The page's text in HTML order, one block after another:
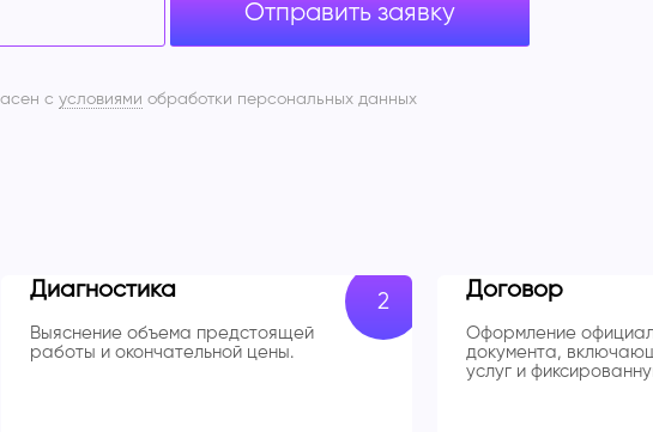
Отправить заявку
сусловиями обработки персональных данных
Диагностика
Выяснение объема предстоящей
работы и окончательной цены.
Договор
Оформление
документа,
услуг и